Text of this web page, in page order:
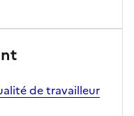
de travailleur